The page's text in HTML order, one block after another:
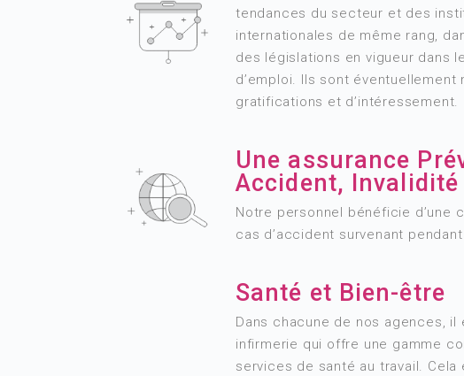
tendances du secteur et des
internationales de même rang,
des législations en vigueur dans
d’emploi. Ils sont éventuellement
gratifications et d’intéressement.
Une assurance
Accident, Invalidité
Notre personnel bénéficie d’une
cas d’accident survenant
Santé et Bien-être
Dans chacune de nos agences, il
infirmerie qui offre une gamme
services de santé au travail.